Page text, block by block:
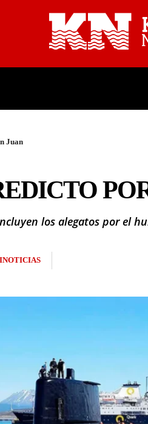
Juan
los alegatos por el